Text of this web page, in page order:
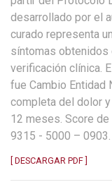
desarrollado por el
curado representa
síntomas obtenidos
verificación clínica.
fue Cambio Entidad
completa del dolor
12 meses. Score de
9315 - 5000 –
[ DESCARGAR PDF ]